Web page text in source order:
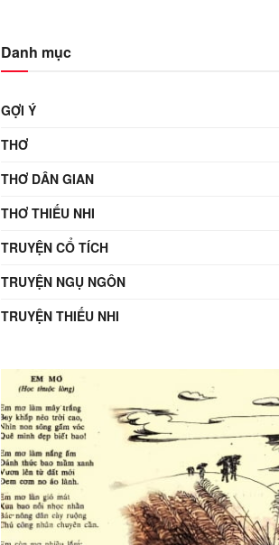
Danh mục
GỢI Ý
THƠ
THƠ DÂN GIAN
THƠ THIẾU NHI
TRUYỆN CỔ TÍCH
TRUYỆN NGỤ NGÔN
TRUYỆN THIẾU NHI